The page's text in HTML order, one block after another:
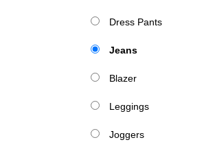
Dress Pants
Jeans
Blazer
Leggings
Joggers